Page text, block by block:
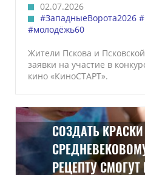
02.07.2026
#ЗападныеВорота2026
#молодёжь60
Жители Пскова и
заявки на участие в
кино «КиноСТАРТ».
СОЗДАТЬ
РЕЦЕПТУ СМОГУТ